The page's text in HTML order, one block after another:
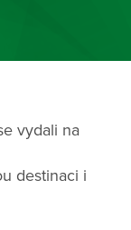
vydali na
destinaci i